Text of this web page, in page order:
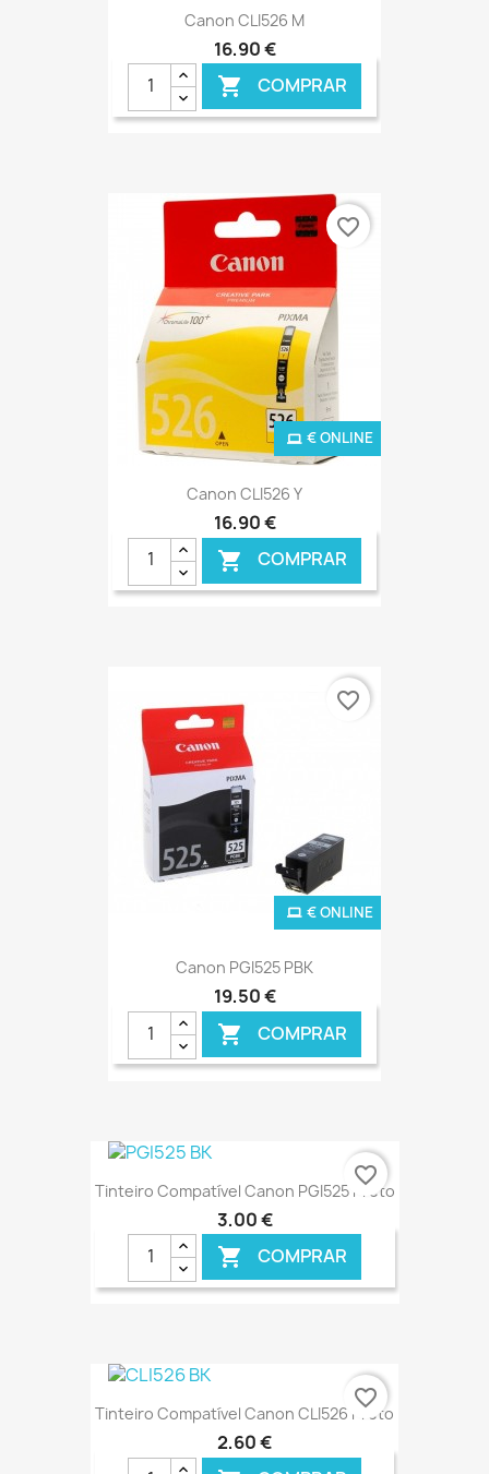
Canon CLI526 M
16,90 €
 COMPRAR
Canon CLI526 Y
16,90 €
 COMPRAR
€ ONLINE
favorite_border
Canon PGI525 PBK
19,50 €
 COMPRAR
€ ONLINE
favorite_border
Tinteiro Compatível Canon PGI525 Preto
3,00 €
 COMPRAR
€ ONLINE
favorite_border
Tinteiro Compatível Canon CLI526 Preto
2,60 €
favorite_border